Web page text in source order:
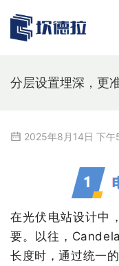
分层设置埋深，更
2025年8月14日 下午
在光伏电站设计中
要。以往，
长度时，通过统一